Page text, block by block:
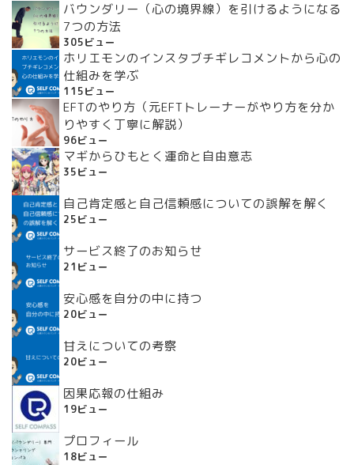
バウンダリー（心の境界線）を引けるようになる
7つの方法
305ビュー
ホリエモンのインスタブチギレコメントから心の
仕組みを学ぶ
115ビュー
EFTのやり方（元EFTトレーナーがやり方を分か
りやすく丁寧に解説）
96ビュー
マギからひもとく運命と自由意志
35ビュー
自己肯定感と自己信頼感についての誤解を解く
25ビュー
サービス終了のお知らせ
21ビュー
安心感を自分の中に持つ
20ビュー
甘えについての考察
20ビュー
因果応報の仕組み
19ビュー
プロフィール
18ビュー